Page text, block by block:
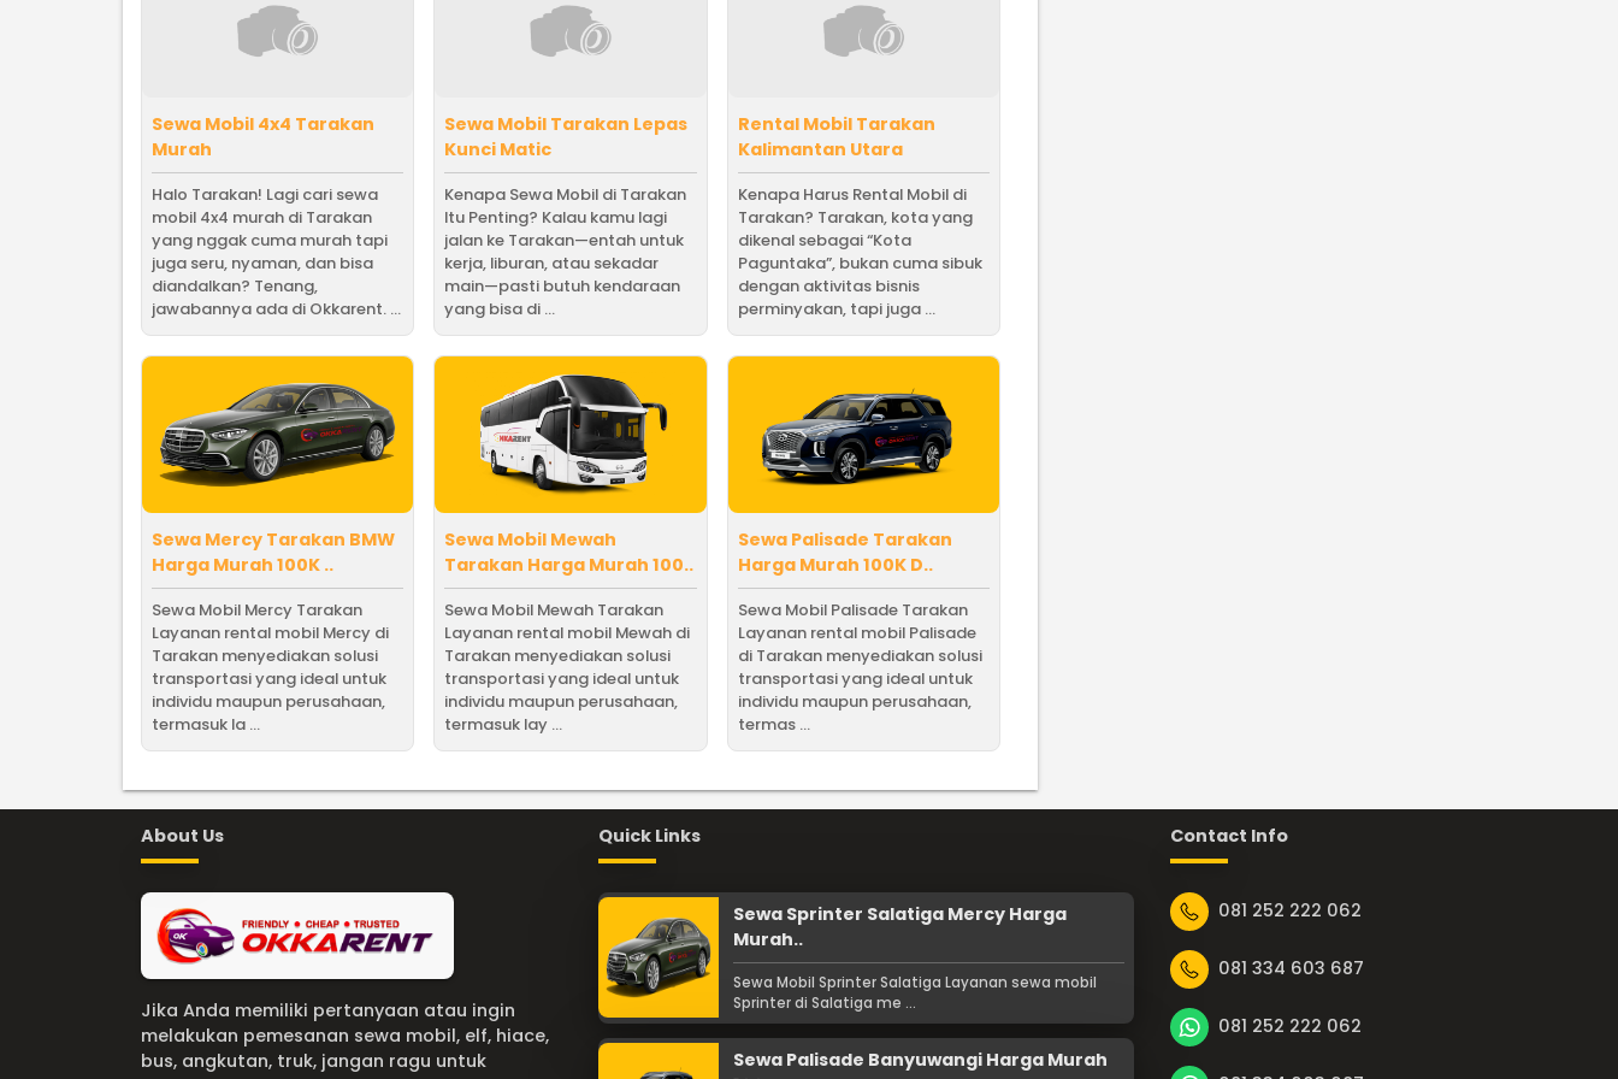
Sewa Mobil 4x4 Tarakan
Murah
Halo Tarakan! Lagi cari sewa
mobil 4x4 murah di Tarakan
yang nggak cuma murah tapi
juga seru, nyaman, dan bisa
diandalkan? Tenang,
jawabannya ada di Okkarent. ...
Sewa Mobil Tarakan Lepas
Kunci Matic
Kenapa Sewa Mobil di Tarakan
Itu Penting? Kalau kamu lagi
jalan ke Tarakan—entah untuk
kerja, liburan, atau sekadar
main—pasti butuh kendaraan
yang bisa di ...
Rental Mobil Tarakan
Kalimantan Utara
Kenapa Harus Rental Mobil di
Tarakan? Tarakan, kota yang
dikenal sebagai “Kota
Paguntaka”, bukan cuma sibuk
dengan aktivitas bisnis
perminyakan, tapi juga ...
Sewa Mercy Tarakan BMW
Harga Murah 100K ..
Sewa Mobil Mercy Tarakan
Layanan rental mobil Mercy di
Tarakan menyediakan solusi
transportasi yang ideal untuk
individu maupun perusahaan,
termasuk la ...
Sewa Mobil Mewah
Tarakan Harga Murah 100..
Sewa Mobil Mewah Tarakan
Layanan rental mobil Mewah di
Tarakan menyediakan solusi
transportasi yang ideal untuk
individu maupun perusahaan,
termasuk lay ...
Sewa Palisade Tarakan
Harga Murah 100K D..
Sewa Mobil Palisade Tarakan
Layanan rental mobil Palisade
di Tarakan menyediakan solusi
transportasi yang ideal untuk
individu maupun perusahaan,
termas ...
About Us
Jika Anda memiliki pertanyaan atau ingin
melakukan pemesanan sewa mobil, elf, hiace,
bus, angkutan, truk, jangan ragu untuk
Quick Links
Sewa Sprinter Salatiga Mercy Harga
Murah..
Sewa Mobil Sprinter Salatiga Layanan sewa mobil
Sprinter di Salatiga me ...
Sewa Palisade Banyuwangi Harga Murah
Contact Info
081 252 222 062
081 334 603 687
081 252 222 062